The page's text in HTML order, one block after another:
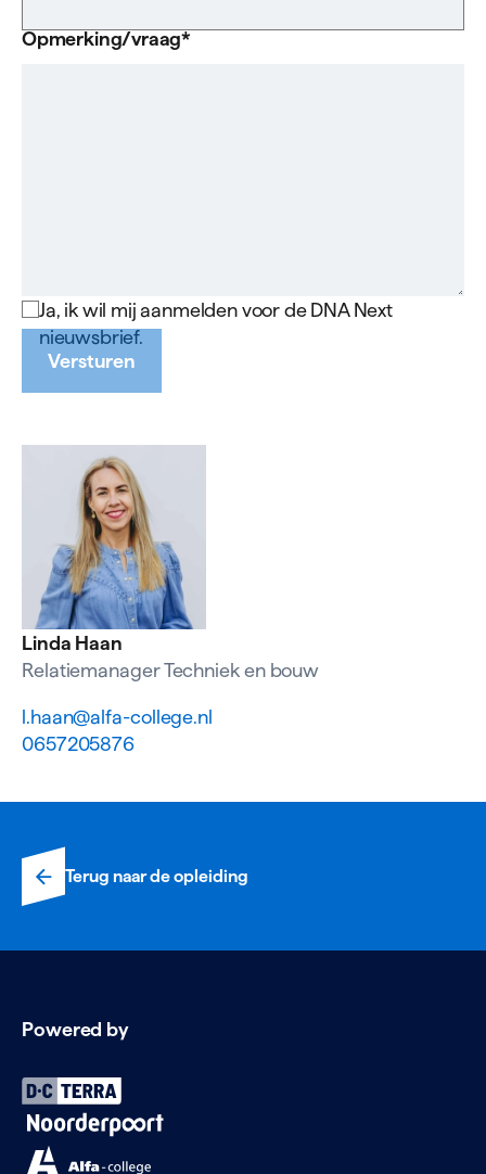
Opmerking/vraag
Ja, ik wil mij aanmelden voor de DNA Next
nieuwsbrief.
Versturen
Linda Haan
Relatiemanager Techniek en bouw
l.haan@alfa-college.nl
0657205876
Terug naar de opleiding
Powered by